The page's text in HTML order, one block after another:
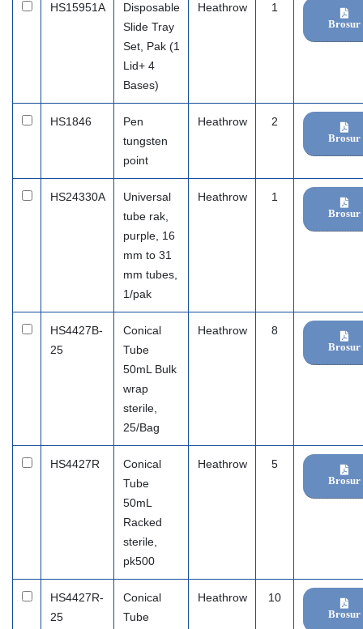
HS15951A
Disposable
Slide Tray
Set, Pak (1
Lid+ 4
Bases)
Heathrow 1
Brosur
HS1846
Pen
tungsten
point
Heathrow 2
Brosur
HS24330A
Universal
tube rak,
purple, 16
mm to 31
mm tubes,
1/pak
Heathrow 1
Brosur
HS4427B-
25
Conical
Tube
50mL Bulk
wrap
sterile,
25/Bag
Heathrow 8
Brosur
HS4427R
Conical
Tube
50mL
Racked
sterile,
pk500
Heathrow 5
Brosur
HS4427R-
25
Conical
Tube
Heathrow 10
Brosur